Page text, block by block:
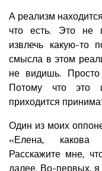
А реализм
что есть. Это не
извлечь какую-то
смысла в этом
не видишь. Просто
Потому что это
приходится
Один из моих
«Елена, какова
Расскажите мне,
далее. Во-первых, я